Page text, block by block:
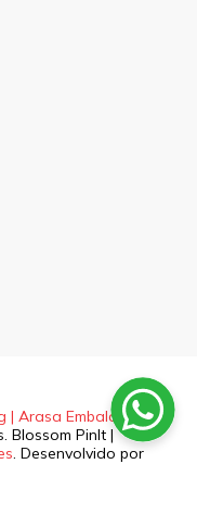
| Arasa Embalagens.
Blossom PinIt |
. Desenvolvido por